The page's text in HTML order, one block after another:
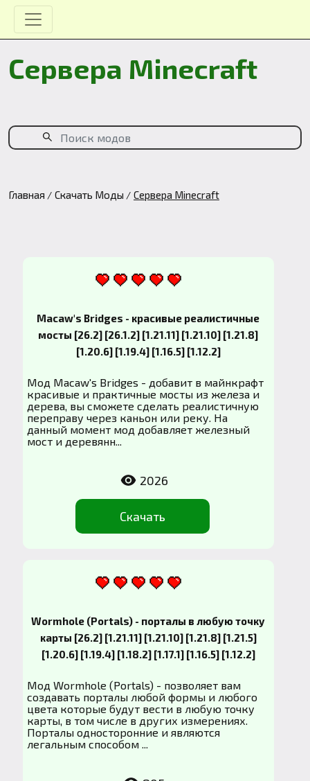
Сервера Minecraft
Главная Скачать Моды Сервера Minecraft
Macaw's Bridges - красивые реалистичные
мосты [26.2] [26.1.2] [1.21.11] [1.21.10] [1.21.8]
[1.20.6] [1.19.4] [1.16.5] [1.12.2]
Мод Macaw's Bridges - добавит в майнкрафт
красивые и практичные мосты из железа и
дерева, вы сможете сделать реалистичную
переправу через каньон или реку. На
данный момент мод добавляет железный
мост и деревянн...
Скачать
2026
Wormhole (Portals) - порталы в любую точку
карты [26.2] [1.21.11] [1.21.10] [1.21.8] [1.21.5]
[1.20.6] [1.19.4] [1.18.2] [1.17.1] [1.16.5] [1.12.2]
Мод Wormhole (Portals) - позволяет вам
создавать порталы любой формы и любого
цвета которые будут вести в любую точку
карты, в том числе в других измерениях.
Порталы односторонние и являются
легальным способом ...